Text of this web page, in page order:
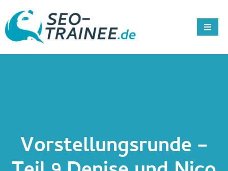
Vorstellungsrunde –